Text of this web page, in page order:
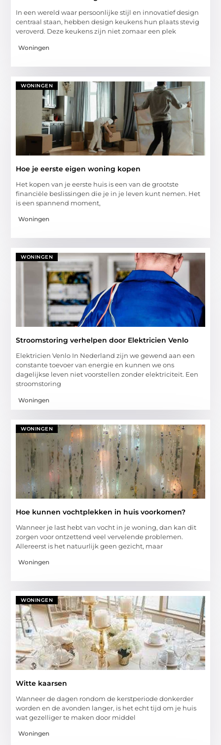
In een wereld waar persoonlijke stijl en innovatief design
centraal staan, hebben design keukens hun plaats stevig
veroverd. Deze keukens zijn niet zomaar een plek
Woningen
WONINGEN
Hoe je eerste eigen woning kopen
Het kopen van je eerste huis is een van de grootste
financiële beslissingen die je in je leven kunt nemen. Het
is een spannend moment,
Woningen
WONINGEN
Stroomstoring verhelpen door Elektricien Venlo
Elektricien Venlo In Nederland zijn we gewend aan een
constante toevoer van energie en kunnen we ons
dagelijkse leven niet voorstellen zonder elektriciteit. Een
stroomstoring
Woningen
WONINGEN
Hoe kunnen vochtplekken in huis voorkomen?
Wanneer je last hebt van vocht in je woning, dan kan dit
zorgen voor ontzettend veel vervelende problemen.
Allereerst is het natuurlijk geen gezicht, maar
Woningen
WONINGEN
Witte kaarsen
Wanneer de dagen rondom de kerstperiode donkerder
worden en de avonden langer, is het echt tijd om je huis
wat gezelliger te maken door middel
Woningen